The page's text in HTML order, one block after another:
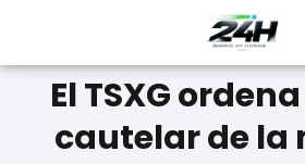
El TSXG
cautelar de la